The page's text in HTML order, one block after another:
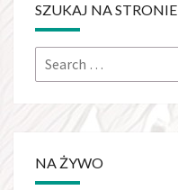
SZUKAJ NA STRONIE
Search
for:
NA ŻYWO